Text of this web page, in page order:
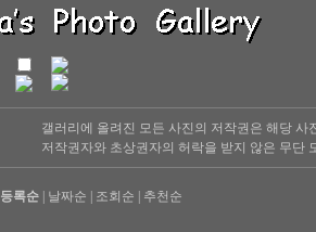
갤러리에 올려진 모든 사진의 저작권은 해당
저작권자와 초상권자의 허락을 받지 않은 무단
등록순 날짜순 조회순 추천순